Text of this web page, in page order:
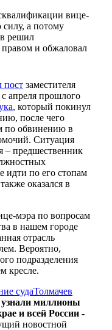
вице-
а потому
решил
правом и обжаловал
пост заместителя
апреля прошлого
, который покинул
после чего
по обвинению в
Ситуация
– предшественник
идти по его стопам
оказался в
мэра по вопросам
в нашем городе
отрасль
Вероятно,
подразделения
кресле.
судаТолмачев
миллионы
и всей России -
новостной